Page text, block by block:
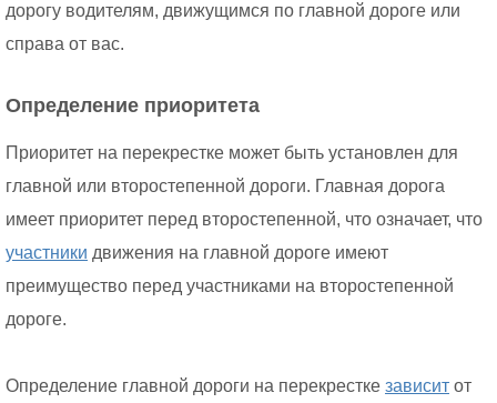
дорогу водителям, движущимся по главной дороге или
справа от вас.
Определение приоритета
Приоритет на перекрестке может быть установлен для
главной или второстепенной дороги. Главная дорога
имеет приоритет перед второстепенной, что означает, что
участники движения на главной дороге имеют
преимущество перед участниками на второстепенной
дороге.
Определение главной дороги на перекрестке зависит от